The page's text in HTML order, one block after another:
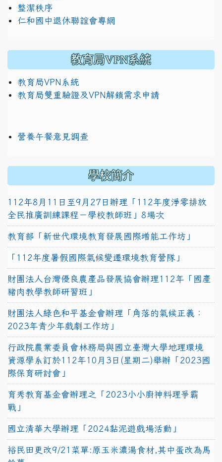
整潔秩序
仁和國中退休聯誼會專網
教育局VPN系統
教育局VPN系統
教育局雙重驗證及VPN解鎖需求申請
營養午餐意見調查
學校簡介
112年8月11日至9月27日辦理「112年度淨零排放
全民推廣訓練課程－學校教師班」8場次
教育部「新世代環境教育發展國際增能工作坊」
「112年度暑假國際氣候變遷環境教育營隊」
財團法人台灣優良農產品發展協會辦理112年「國產
豬肉教學教師研習班」
財團法人綠色和平基金會辦理「角落的氣候正義：
2023年青少年戲劇工作坊」
行政院農業委員會林務局與國立臺灣大學地理環境
資源學系訂於112年10月3日(星期二)舉辦「2023國
際保育研討會」
育秀教育基金會辦理之「2023小小廚神料理爭霸
戰」
國立清華大學辦理「2024黏泥遊戲場活動」
裕民田更改9/21菜單:原玉米濃湯食材,其中蛋改為馬